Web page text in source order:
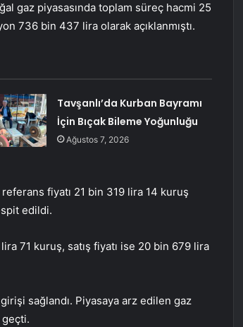
gaz piyasasında toplam süreç hacmi 25
736 bin 437 lira olarak açıklanmıştı.
Tavşanlı’da Kurban Bayramı
İçin Bıçak Bileme Yoğunluğu
Ağustos 7, 2026
fiyatı 21 bin 319 lira 14 kuruş
edildi.
71 kuruş, satış fiyatı ise 20 bin 679 lira
sağlandı. Piyasaya arz edilen gaz
geçti.